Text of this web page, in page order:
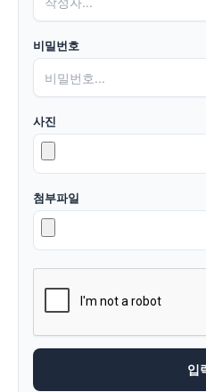
비밀번호
사진
첨부파일